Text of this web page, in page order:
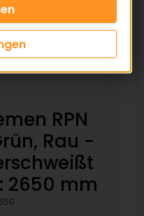
RPN
Rau -
2650 mm